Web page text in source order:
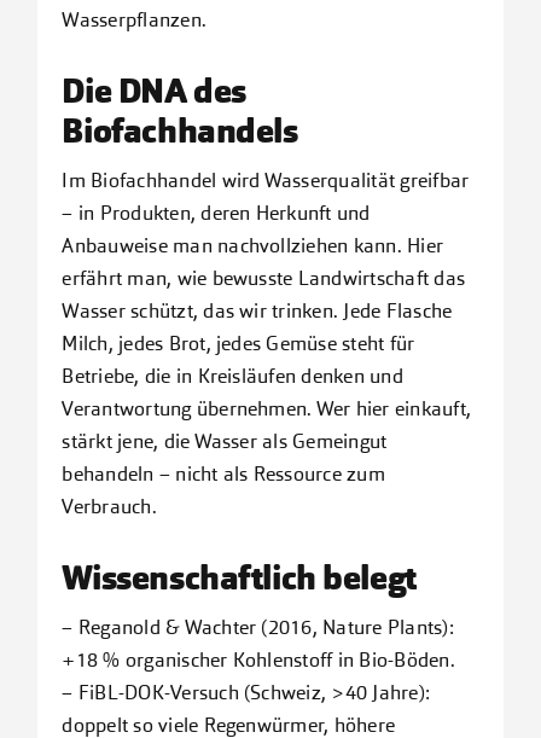
Wasserpflanzen.
Die DNA des
Biofachhandels
Im Biofachhandel wird Wasserqualität greifbar
– in Produkten, deren Herkunft und
Anbauweise man nachvollziehen kann. Hier
erfährt man, wie bewusste Landwirtschaft das
Wasser schützt, das wir trinken. Jede Flasche
Milch, jedes Brot, jedes Gemüse steht für
Betriebe, die in Kreisläufen denken und
Verantwortung übernehmen. Wer hier einkauft,
stärkt jene, die Wasser als Gemeingut
behandeln – nicht als Ressource zum
Verbrauch.
Wissenschaftlich belegt
– Reganold & Wachter (2016, Nature Plants):
+18 % organischer Kohlenstoff in Bio-Böden.
– FiBL-DOK-Versuch (Schweiz, >40 Jahre):
doppelt so viele Regenwürmer, höhere